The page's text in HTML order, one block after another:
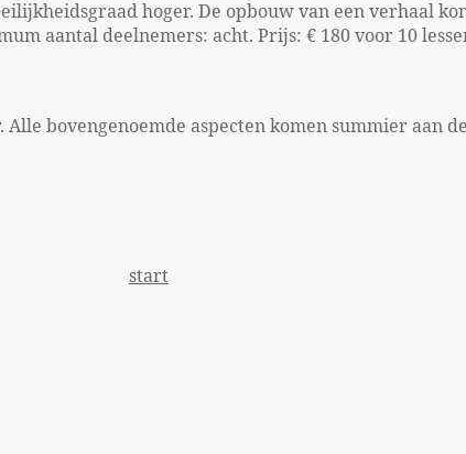
hoger. De opbouw van een verhaal
aantal deelnemers: acht. Prijs: € 180 voor 10
boven­genoemde aspecten komen summier aan
start